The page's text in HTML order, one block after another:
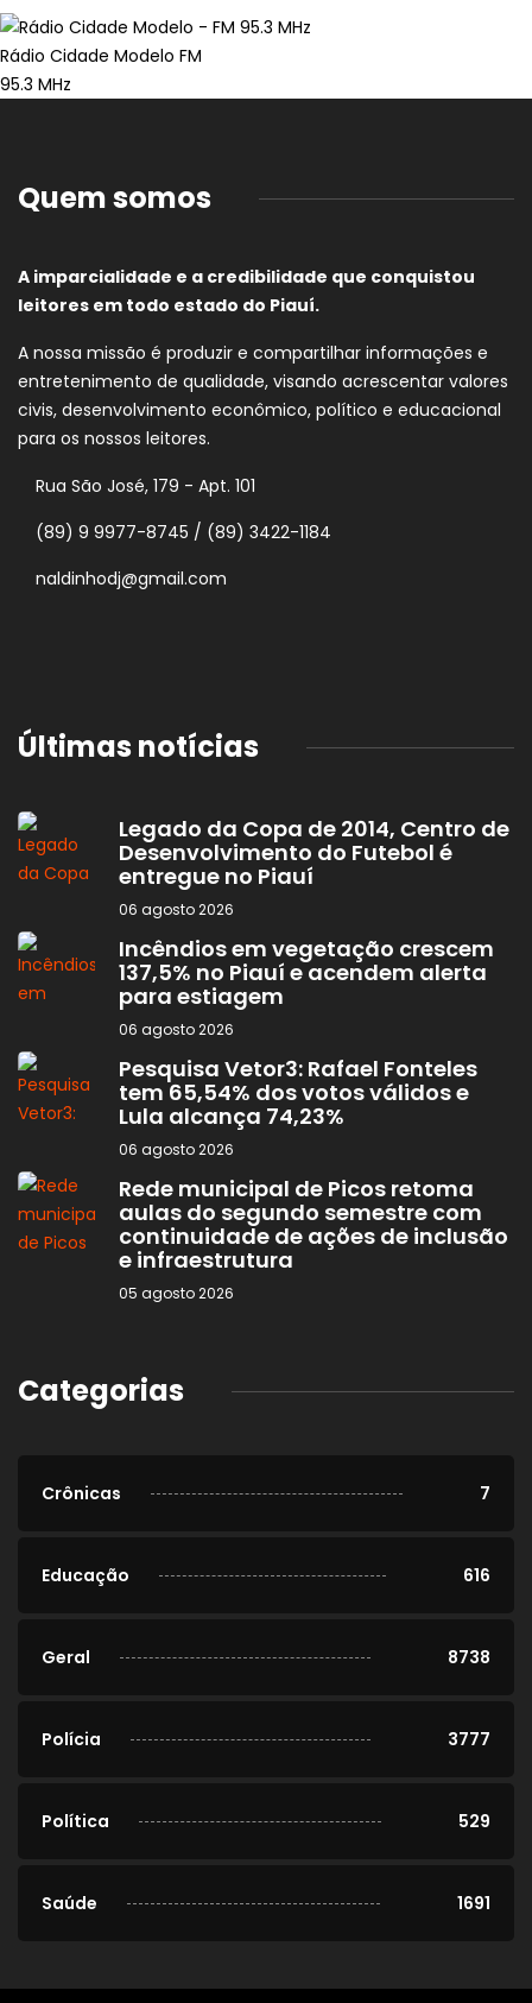
Rádio Cidade Modelo FM
95.3 MHz
Quem somos
A imparcialidade e a credibilidade que conquistou
leitores em todo estado do Piauí.
A nossa missão é produzir e compartilhar informações e
entretenimento de qualidade, visando acrescentar valores
civis, desenvolvimento econômico, político e educacional
para os nossos leitores.
Rua São José, 179 - Apt. 101
(89) 9 9977-8745 / (89) 3422-1184
naldinhodj@gmail.com
Últimas notícias
Legado da Copa de 2014, Centro de
Desenvolvimento do Futebol é
entregue no Piauí
06 agosto 2026
Incêndios em vegetação crescem
137,5% no Piauí e acendem alerta
para estiagem
06 agosto 2026
Pesquisa Vetor3: Rafael Fonteles
tem 65,54% dos votos válidos e
Lula alcança 74,23%
06 agosto 2026
Rede municipal de Picos retoma
aulas do segundo semestre com
continuidade de ações de inclusão
e infraestrutura
05 agosto 2026
Categorias
Crônicas 7
Educação 616
Geral 8738
Polícia 3777
Política 529
Saúde 1691